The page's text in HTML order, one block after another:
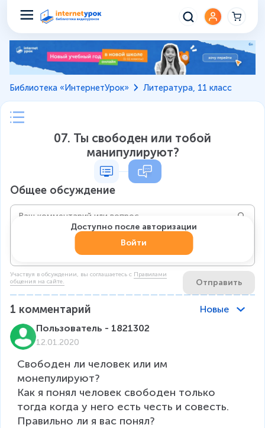
Библиотека «ИнтернетУрок» Литература, 11 класс
07. Ты свободен или тобой
манипулируют?
Общее обсуждение
Участвуя в обсуждении, вы соглашаетесь c Правилами
общения на сайте.
Отправить
Доступно после авторизации
Войти
1 комментарий
Новые
Пользователь - 1821302
12.01.2020
Свободен ли человек или им
монепулируют?
Как я понял человек свободен только
тогда когда у него есть честь и совесть.
Правильно ли я вас понял?